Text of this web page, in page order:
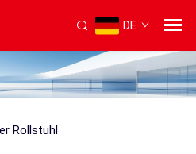
DE
Rollstuhl